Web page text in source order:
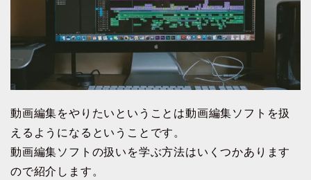
動画編集をやりたいということは動画編集ソフトを扱
えるようになるということです。
動画編集ソフトの扱いを学ぶ方法はいくつかあります
ので紹介します。